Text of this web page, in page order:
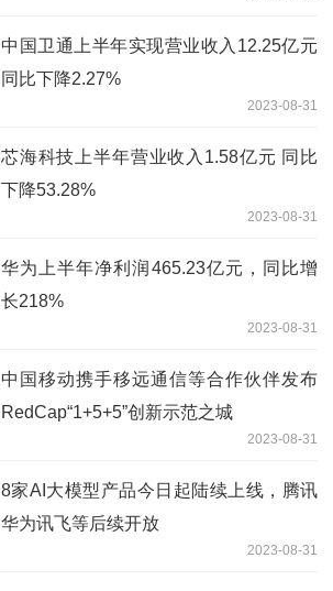
中国卫通上半年实现营业收入12.25亿元
同比下降2.27%
2023-08-31
芯海科技上半年营业收入1.58亿元 同比
下降53.28%
2023-08-31
华为上半年净利润465.23亿元，同比增
长218%
2023-08-31
中国移动携手移远通信等合作伙伴发布
RedCap“1+5+5”创新示范之城
2023-08-31
8家AI大模型产品今日起陆续上线，腾讯
华为讯飞等后续开放
2023-08-31